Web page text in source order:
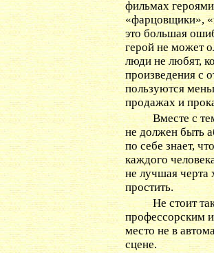
фильмах
«фарцовщики»,
это большая
герой не может
люди не любят,
произведения с
пользуются
продажах и
Вместе с
не должен быть
по себе знает,
каждого
не лучшая черта
простить.
Не стоит
профессорским
место не в
сцене.